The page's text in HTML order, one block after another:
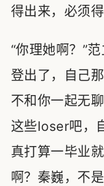
得出来，必须
“你理她啊？”
登出了，自己
不和你一起无
这些loser吧，
真打算一毕业
啊？秦巍，不